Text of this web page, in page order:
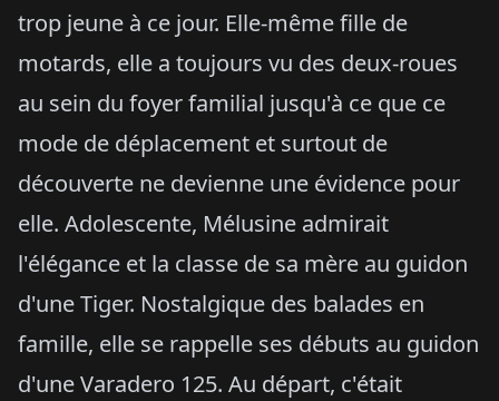
trop jeune à ce jour. Elle-même fille de
motards, elle a toujours vu des deux-roues
au sein du foyer familial jusqu'à ce que ce
mode de déplacement et surtout de
découverte ne devienne une évidence pour
elle. Adolescente, Mélusine admirait
l'élégance et la classe de sa mère au guidon
d'une Tiger. Nostalgique des balades en
famille, elle se rappelle ses débuts au guidon
d'une Varadero 125. Au départ, c'était